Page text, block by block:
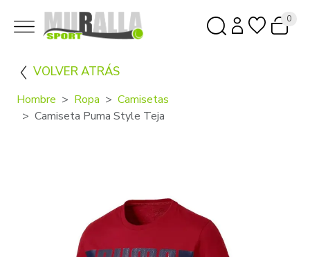
0
VOLVER ATRÁS
Hombre Ropa
Camisetas
Camiseta Puma Style Teja